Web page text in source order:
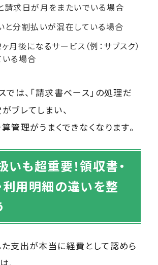
請求日が月をまたいでいる場合
と分割払いが混在している場合
月後になるサービス（例：サブスク）
いる場合
では、「請求書ベース」の処理だ
ブレてしまい、
管理がうまくできなくなります。
いも超重要！領収書・
利用明細の違いを整
支出が本当に経費として認めら